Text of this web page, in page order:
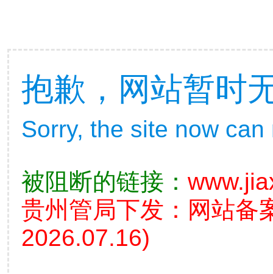
抱歉，网站暂时
Sorry, the site now
被阻断的链接：
贵州管局下发：网站备
2026.07.16)